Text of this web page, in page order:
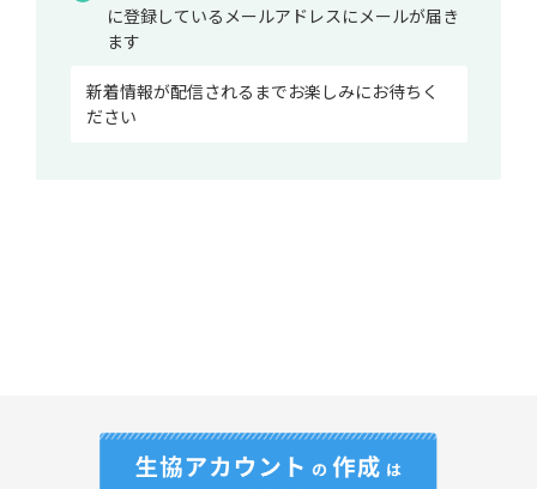
に登録しているメールアドレスにメールが届き
ます
新着情報が配信されるまでお楽しみにお待ちく
ださい